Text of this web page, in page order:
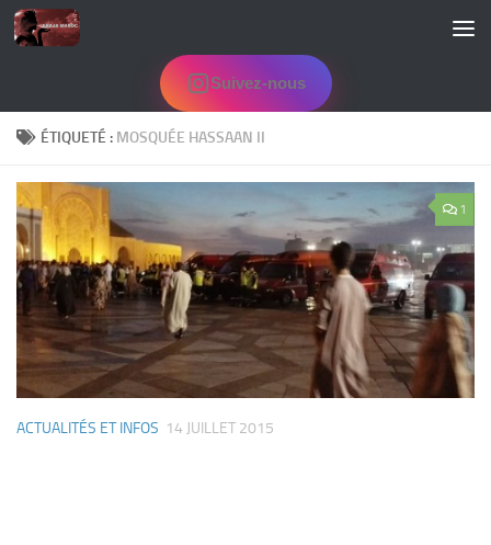
Skip to content
Suivez-nous
ÉTIQUETÉ : MOSQUÉE HASSAAN II
1
ACTUALITÉS ET INFOS 14 JUILLET 2015